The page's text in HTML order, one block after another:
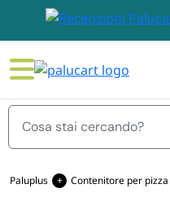
Menu
Paluplus Contenitore per